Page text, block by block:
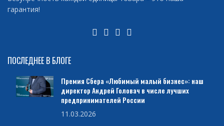
гарантия!
ПОСЛЕДНЕЕ В БЛОГЕ
Премия Сбера «Любимый малый бизнес»: наш
директор Андрей Головач в числе лучших
предпринимателей России
11.03.2026